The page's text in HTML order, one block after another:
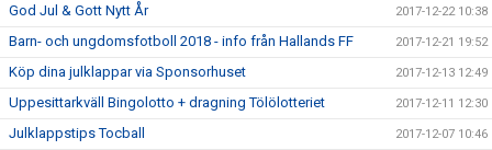
God Jul & Gott Nytt År 2017-12-22 10:38
Barn- och ungdomsfotboll 2018 - info från Hallands FF 2017-12-21 19:52
Köp dina julklappar via Sponsorhuset 2017-12-13 12:49
Uppesittarkväll Bingolotto + dragning Tölölotteriet 2017-12-11 12:30
Julklappstips Tocball 2017-12-07 10:46